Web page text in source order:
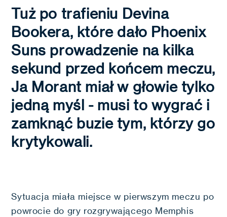
Tuż po trafieniu Devina
Bookera, które dało Phoenix
Suns prowadzenie na kilka
sekund przed końcem meczu,
Ja Morant miał w głowie tylko
jedną myśl - musi to wygrać i
zamknąć buzie tym, którzy go
krytykowali.
Sytuacja miała miejsce w pierwszym meczu po
powrocie do gry rozgrywającego Memphis